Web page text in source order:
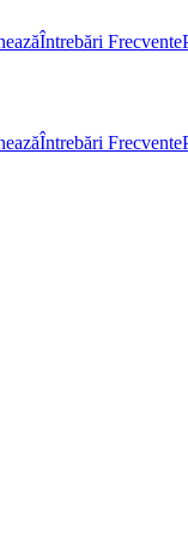
Întrebări Frecvente
Întrebări Frecvente